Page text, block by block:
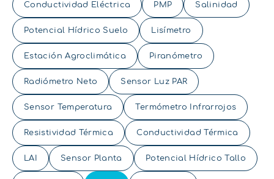
Conductividad Eléctrica PMP Salinidad
Potencial Hídrico Suelo Lisímetro
Estación Agroclimática Piranómetro
Radiómetro Neto Sensor Luz PAR
Sensor Temperatura Termómetro Infrarrojos
Resistividad Térmica Conductividad Térmica
LAI Sensor Planta Potencial Hídrico Tallo